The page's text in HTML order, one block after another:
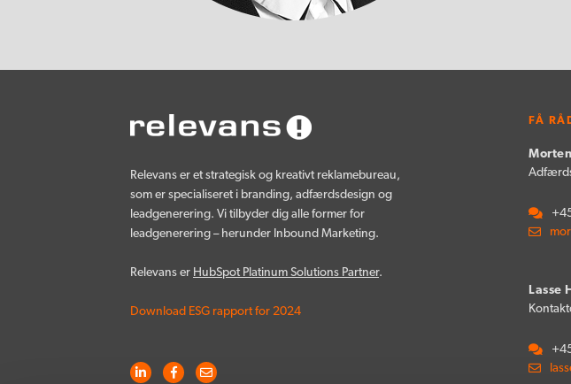
Relevans er et strategisk og kreativt reklamebureau,
som er specialiseret i branding, adfærdsdesign og
leadgenerering. Vi tilbyder dig alle former for
leadgenerering – herunder Inbound Marketing.
Relevans er HubSpot Platinum Solutions Partner.
Download ESG rapport for 2024
FÅ
Lasse